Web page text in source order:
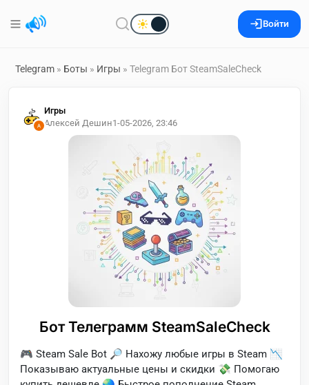
Войти
Telegram » Боты » Игры » Telegram Бот SteamSaleCheck
Игры
Алексей Дешин1-05-2026, 23:46
Бот Телеграмм SteamSaleCheck
🎮 Steam Sale Bot 🔎 Нахожу любые игры в Steam 📉
Показываю актуальные цены и скидки 💸 Помогаю